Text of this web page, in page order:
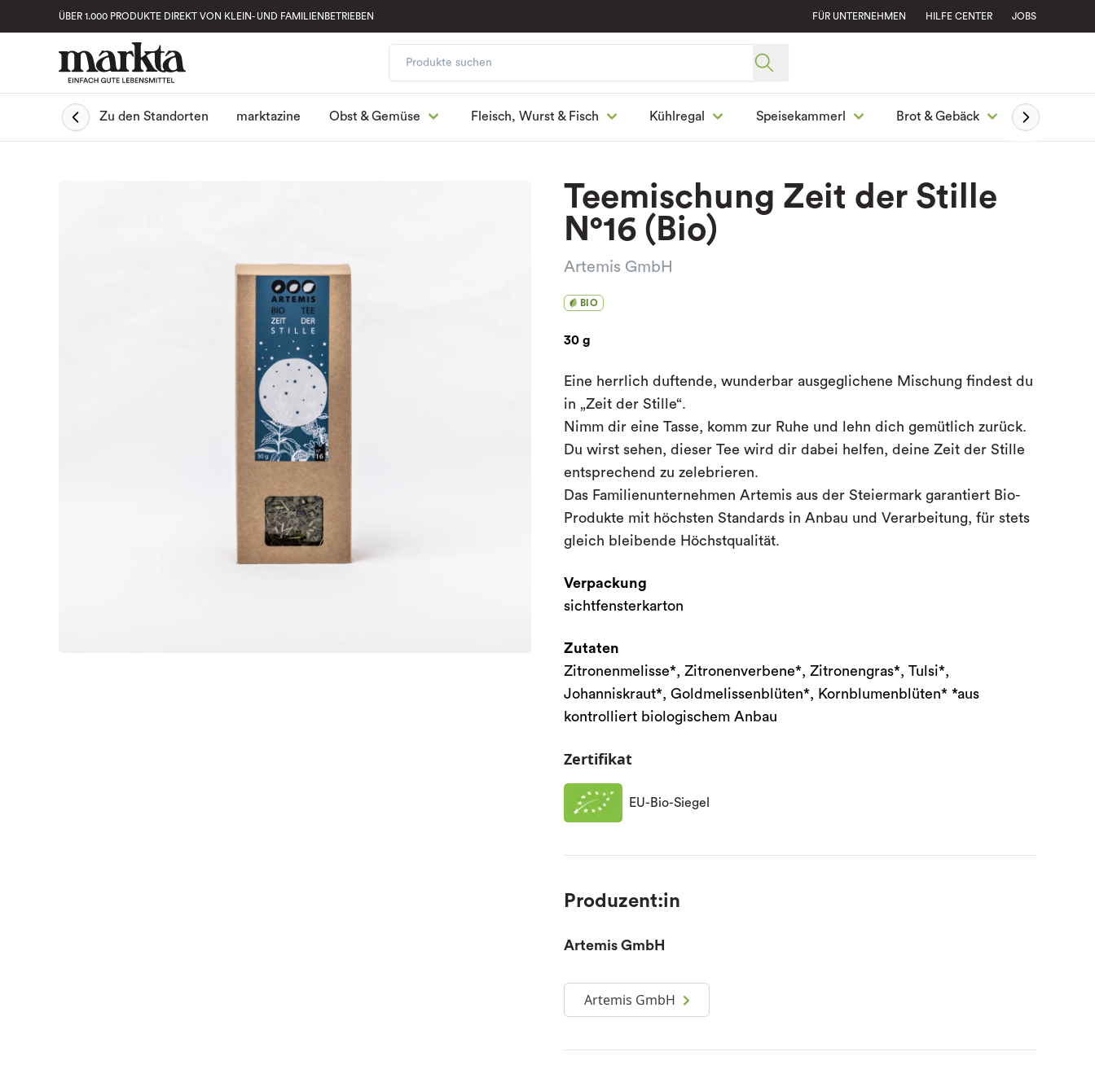
ÜBER 1.000 PRODUKTE DIREKT VON KLEIN- UND FAMILIENBETRIEBEN FÜR UNTERNEHMEN HILFE CENTER JOBS
Zu den Standorten marktazine Obst & Gemüse Fleisch, Wurst & Fisch Kühlregal Speisekammerl Brot & Gebäck
Teemischung Zeit der Stille
N°16 (Bio)
Artemis GmbH
BIO
30 g
Eine herrlich duftende, wunderbar ausgeglichene Mischung findest du
in „Zeit der Stille“.
Nimm dir eine Tasse, komm zur Ruhe und lehn dich gemütlich zurück.
Du wirst sehen, dieser Tee wird dir dabei helfen, deine Zeit der Stille
entsprechend zu zelebrieren.
Das Familienunternehmen Artemis aus der Steiermark garantiert Bio-
Produkte mit höchsten Standards in Anbau und Verarbeitung, für stets
gleich bleibende Höchstqualität.
Verpackung
sichtfensterkarton
Zutaten
Zitronenmelisse*, Zitronenverbene*, Zitronengras*, Tulsi*,
Johanniskraut*, Goldmelissenblüten*, Kornblumenblüten* *aus
kontrolliert biologischem Anbau
Zertifikat
EU-Bio-Siegel
Produzent:in
Artemis GmbH
Artemis GmbH